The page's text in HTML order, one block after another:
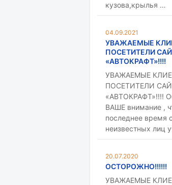
кузова,крылья …
04.09.2021
УВАЖАЕМЫЕ
ПОСЕТИТЕЛИ
«АВТОКРАФТ»!!!!
УВАЖАЕМЫЕ
ПОСЕТИТЕЛИ
«АВТОКРАФТ»!!!!
ВАШЕ внимание ,
последнее время
неизвестных лиц
20.07.2020
ОСТОРОЖНО!!!!!!
УВАЖАЕМЫЕ